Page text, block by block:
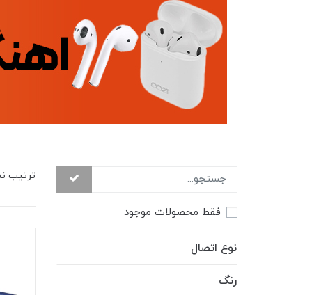
فقط محصولات موجود
نوع اتصال
رنگ
ترتیب